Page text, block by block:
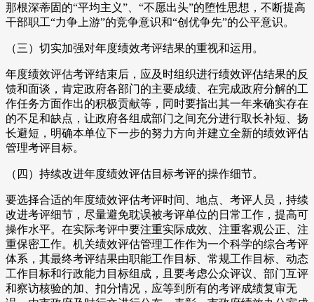
那根深蒂固的“平均主义”、“不愿出头”的堕性思想，不断提高
干部职工“力争上游”的竞争意识和“创优争先”的公平意识。
（三）切实加强对年度绩效考评结果的重视和运用。
年度绩效评估考评结束后，应及时组织进行绩效评估结果的反
馈和面谈，肯定政府各部门的主要成绩、在完成政府分解的工
作任务方面作出的积极贡献等，同时要指出其一年来确实存在
的不足和缺点，让政府各组成部门之间充分进行取长补短、扬
长避短，明确本单位下一步的努力方向并建立全新的绩效评估
管理考评目标。
（四）持续改进年度绩效评估目标考评的操作细节。
要选择合适的年度绩效评估考评时间、地点、考评人员，持续
改进考评细节，尽量避免耽误被考评单位的日常工作，提高可
操作水平。在实际考评中要注重实际成效、注重客观公正、注
重保密工作。机关绩效评估管理工作作为一个科学的综合考评
体系，其最终考评结果由职能工作目标、常规工作目标、动态
工作目标和行政能力目标组成，且要考虑公众评议、部门互评
和察访核验的加、扣分情况，应等到所有的考评成绩复审无